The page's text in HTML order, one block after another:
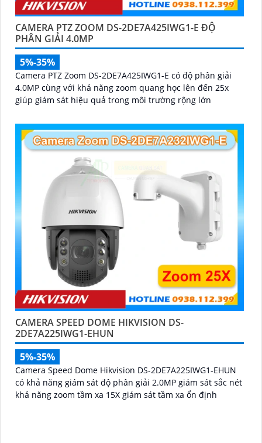
CAMERA PTZ ZOOM DS-2DE7A425IWG1-E ĐỘ
PHÂN GIẢI 4.0MP
5%-35%
Camera PTZ Zoom DS-2DE7A425IWG1-E có độ phân giải
4.0MP cùng với khả năng zoom quang học lên đến 25x
giúp giám sát hiệu quả trong môi trường rộng lớn
CAMERA SPEED DOME HIKVISION DS-
2DE7A225IWG1-EHUN
5%-35%
Camera Speed Dome Hikvision DS-2DE7A225IWG1-EHUN
có khả năng giám sát độ phân giải 2.0MP giám sát sắc nét
khả năng zoom tầm xa 15X giám sát tầm xa ổn định